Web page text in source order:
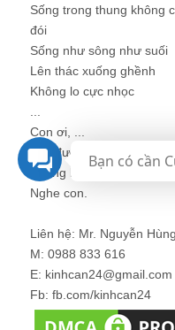
Sống trong thung không
đói
Sống như sông như suối
Lên thác xuống ghềnh
Không lo cực nhọc
Con ơi, ...
Lên đường
Không bao giờ nhỏ bé
Nghe con.
Liên hệ: Mr. Nguyễn
M: 0988 833 616
E: kinhcan24@gmail.com
Fb: fb.com/kinhcan24
Bạn có cần